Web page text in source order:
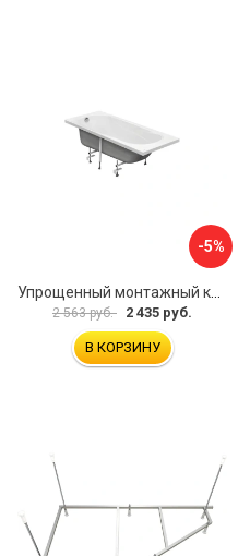
-5%
2 563 руб. 2 435 руб.
В КОРЗИНУ